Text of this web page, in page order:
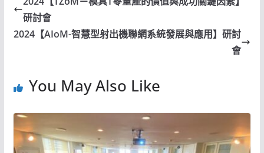
研討會
2024【AIoM-智慧型射出機聯網系統發展與應用】研討
會
You May Also Like